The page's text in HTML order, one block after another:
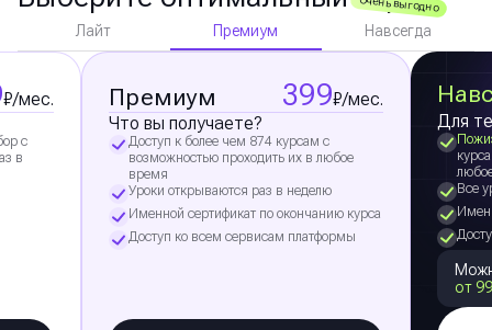
Лайт Премиум Навсегда
₽/мес.
с
в
Премиум 399₽/мес.
Что вы получаете?
Доступ к более чем 874 курсам с
возможностью проходить их в любое
время
Уроки открываются раз в неделю
Именной сертификат по окончанию курса
Доступ ко всем сервисам платформы
Для
Все
от